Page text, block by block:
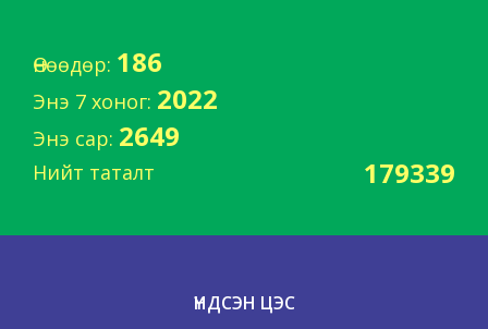
Өнөөдөр: 186
Энэ 7 хоног: 2022
Энэ сар: 2649
Нийт таталт 179339
ҮНДСЭН ЦЭС